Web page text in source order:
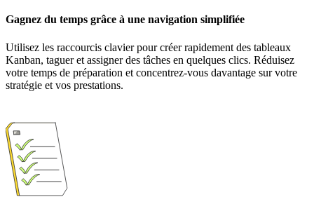
Gagnez du temps grâce à une navigation simplifiée
Utilisez les raccourcis clavier pour créer rapidement des tableaux
Kanban, taguer et assigner des tâches en quelques clics. Réduisez
votre temps de préparation et concentrez-vous davantage sur votre
stratégie et vos prestations.